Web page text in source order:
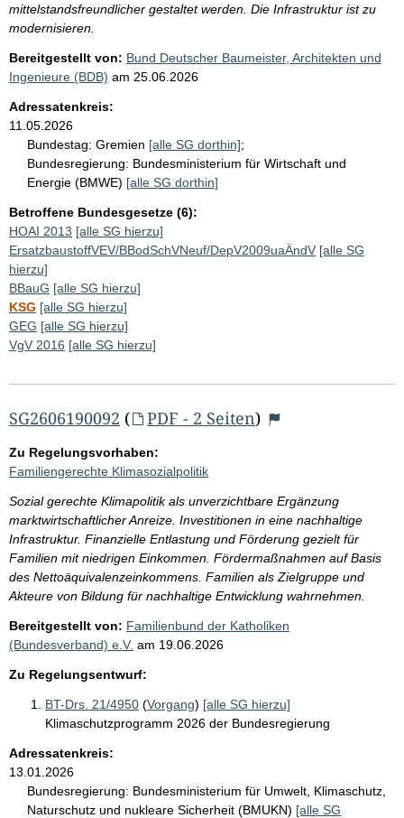
mittelstandsfreundlicher gestaltet werden. Die Infrastruktur ist zu
modernisieren.
Bereitgestellt von: Bund Deutscher Baumeister, Architekten und
Ingenieure (BDB) am 25.06.2026
Adressatenkreis:
11.05.2026
Bundestag: Gremien [alle SG dorthin];
Bundesregierung: Bundesministerium für Wirtschaft und
Energie (BMWE) [alle SG dorthin]
Betroffene Bundesgesetze (6):
HOAI 2013 [alle SG hierzu]
ErsatzbaustoffVEV/BBodSchVNeuf/DepV2009uaÄndV [alle SG
hierzu]
BBauG [alle SG hierzu]
KSG [alle SG hierzu]
GEG [alle SG hierzu]
VgV 2016 [alle SG hierzu]
SG2606190092 ( PDF - 2 Seiten)
Zu Regelungsvorhaben:
Familiengerechte Klimasozialpolitik
Sozial gerechte Klimapolitik als unverzichtbare Ergänzung
marktwirtschaftlicher Anreize. Investitionen in eine nachhaltige
Infrastruktur. Finanzielle Entlastung und Förderung gezielt für
Familien mit niedrigen Einkommen. Fördermaßnahmen auf Basis
des Nettoäquivalenzeinkommens. Familien als Zielgruppe und
Akteure von Bildung für nachhaltige Entwicklung wahrnehmen.
Bereitgestellt von: Familienbund der Katholiken
(Bundesverband) e.V. am 19.06.2026
Zu Regelungsentwurf:
BT-Drs. 21/4950 (Vorgang) [alle SG hierzu]
Klimaschutzprogramm 2026 der Bundesregierung
Adressatenkreis:
13.01.2026
Bundesregierung: Bundesministerium für Umwelt, Klimaschutz,
Naturschutz und nukleare Sicherheit (BMUKN) [alle SG